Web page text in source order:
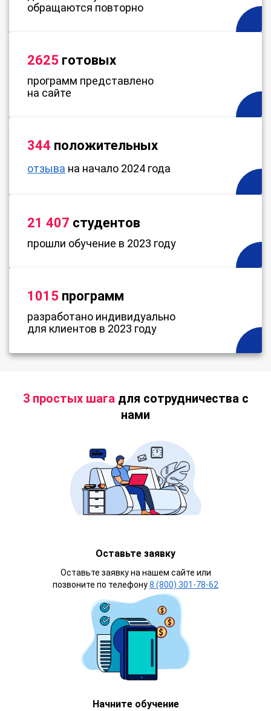
обращаются повторно
2625 готовых
программ представлено
на сайте
344 положительных
отзыва на начало 2024 года
21 407 студентов
прошли обучение в 2023 году
1015 программ
разработано индивидуально
для клиентов в 2023 году
3 простых шагадля сотрудничества с
нами
Оставьте заявку
Оставьте заявку на нашем сайте или
позвоните по телефону8 (800) 301-78-62
Начните обучение